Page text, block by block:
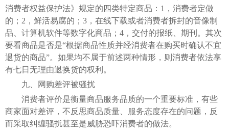
消费者权益保护法》规定的四类特定商品：1，消费者定做
的；2，鲜活易腐的；3，在线下载或者消费者拆封的音像制
品、计算机软件等数字化商品；4，交付的报纸、期刊。其次
要看商品是否是“根据商品性质并经消费者在购买时确认不宜
退货的商品”。如果均不属于前述两种情形，则消费者依法享
有七日无理由退换货的权利。
九、网购差评被骚扰
消费者评价是衡量商品服务品质的一个重要标准，有些
商家面对差评，不反思商品质量、服务态度存在的问题，反
而采取纠缠骚扰甚至是威胁恐吓消费者的做法。